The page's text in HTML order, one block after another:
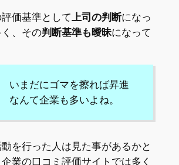
価基準として 上司の判断になっ
、その判断基準も曖昧になって
いまだにゴマを擦れば昇進
なんて企業も多いよね。
を行った人は見た事があるかと
業の口コミ評価サイトでは多く